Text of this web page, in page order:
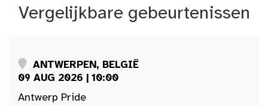
Vergelijkbare gebeurtenissen
ANTWERPEN, BELGIË
09 AUG 2026 | 10:00
Antwerp Pride